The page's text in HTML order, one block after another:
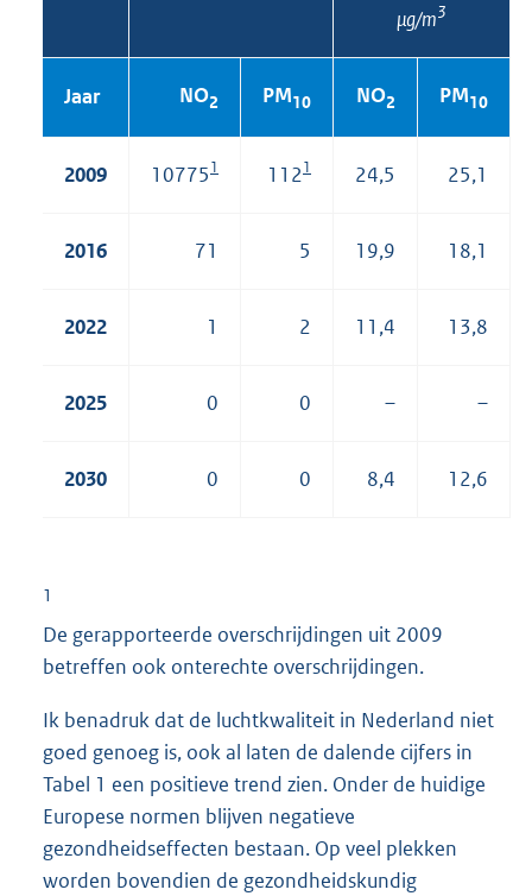
μg/m3
Jaar NO2 PM10 NO2 PM10
2009 107751 1121 24,5 25,1
2016 71 5 19,9 18,1
2022 1 2 11,4 13,8
2025 0 0 – –
2030 0 0 8,4 12,6
1
De gerapporteerde overschrijdingen uit 2009
betreffen ook onterechte overschrijdingen.
Ik benadruk dat de luchtkwaliteit in Nederland niet
goed genoeg is, ook al laten de dalende cijfers in
Tabel 1 een positieve trend zien. Onder de huidige
Europese normen blijven negatieve
gezondheidseffecten bestaan. Op veel plekken
worden bovendien de gezondheidskundig